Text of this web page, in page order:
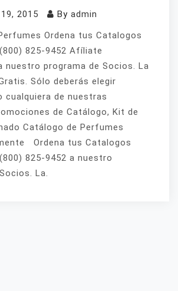
2015 By admin
Ordena tus Catalogos
825-9452 Afíliate
programa de Socios. La
Sólo deberás elegir
cualquiera de nuestras
de Catálogo, Kit de
Catálogo de Perfumes
Ordena tus Catalogos
825-9452 a nuestro
La.